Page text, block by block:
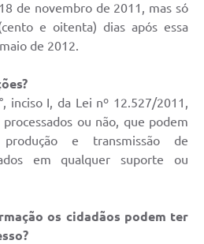
de novembro de 2011, mas só
e oitenta) dias após essa
de 2012.
inciso I, da Lei nº 12.527/2011,
ou não, que podem
e transmissão de
em qualquer suporte ou
os cidadãos podem ter